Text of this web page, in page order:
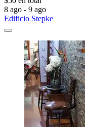
8 ago - 9 ago
Edificio Stepke